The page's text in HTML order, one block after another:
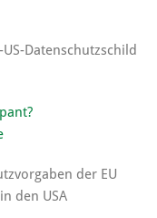
Datenschutzschild
der EU
den USA